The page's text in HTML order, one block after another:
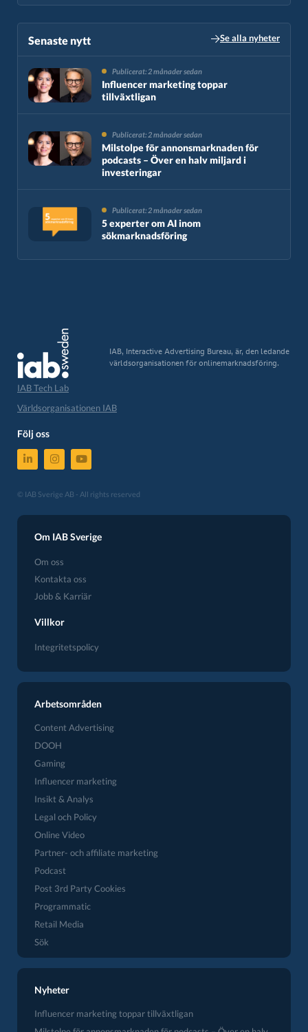
Senaste nytt​ Se alla nyheter
Publicerat: 2 månader sedan
Influencer marketing toppar
tillväxtligan
Publicerat: 2 månader sedan
Milstolpe för annonsmarknaden för
podcasts – Över en halv miljard i
investeringar
Publicerat: 2 månader sedan
5 experter om AI inom
sökmarknadsföring
IAB, Interactive Advertising Bureau, är, den ledande
världsorganisationen för onlinemarknadsföring.
IAB Tech Lab
Världsorganisationen IAB
Följ oss
© IAB Sverige AB - All rights reserved
Om IAB Sverige
Om oss
Kontakta oss
Jobb & Karriär
Villkor
Integritetspolicy
Arbetsområden
Content Advertising
DOOH
Gaming
Influencer marketing
Insikt & Analys
Legal och Policy
Online Video
Partner- och affiliate marketing
Podcast
Post 3rd Party Cookies
Programmatic
Retail Media
Sök
Nyheter
Influencer marketing toppar tillväxtligan